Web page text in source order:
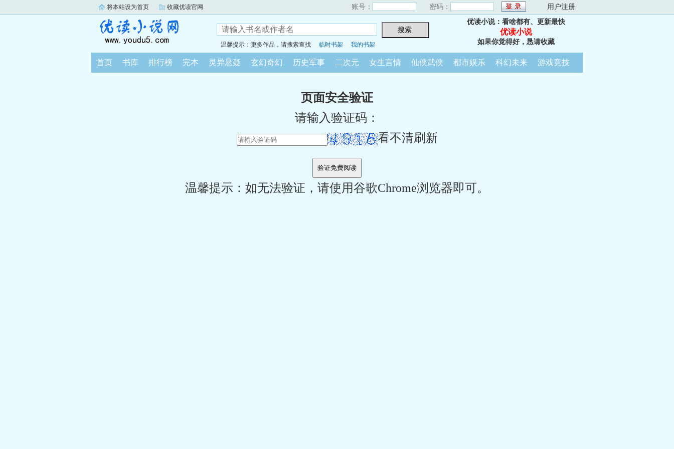
将本站设为首页 收藏优读官网 账号： 密码： 用户注册
温馨提示：更多作品，请搜索查找 临时书架 我的书架
优读小说：看啥都有、更新最快
优读小说
如果你觉得好，恳请收藏
首页 书库 排行榜 完本 灵异悬疑 玄幻奇幻 历史军事 二次元 女生言情 仙侠武侠 都市娱乐 科幻未来 游戏竞技
页面安全验证
请输入验证码：
看不清刷新
温馨提示：如无法验证，请使用谷歌Chrome浏览器即可。